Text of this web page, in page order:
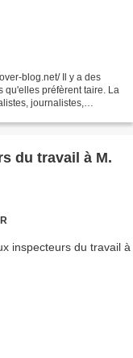
blog.net/ Il y a des
qu'elles préfèrent taire. La
journalistes,
du travail à M.